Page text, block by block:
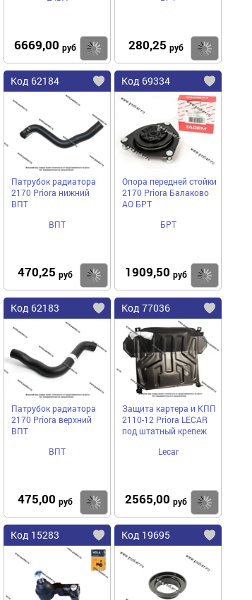
6669,00 руб Купить
280,25 руб
Код 62184
Патрубок радиатора
2170 Priora нижний
ВПТ
ВПТ
470,25 руб Купить
Код 69334
Опора передней стойки
2170 Priora Балаково
АО БРТ
БРТ
1909,50 руб
Код 62183
Патрубок радиатора
2170 Priora верхний
ВПТ
ВПТ
475,00 руб Купить
Код 77036
Защита картера и КПП
2110-12 Priora LECAR
под штатный крепеж
Lecar
2565,00 руб
Код 15283 Код 19695